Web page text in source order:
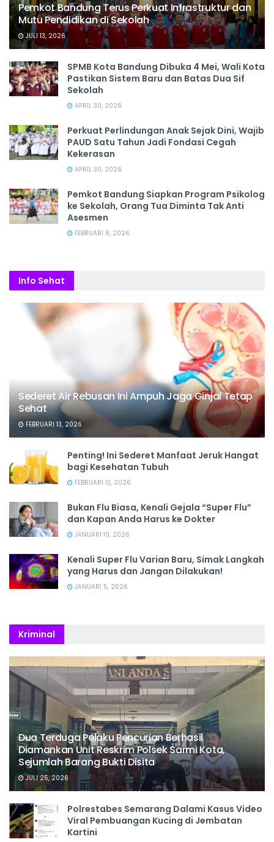
Pemkot Bandung Terus Perkuat Infrastruktur dan
Mutu Pendidikan di Sekolah
JULI 13, 2026
SPMB Kota Bandung Dibuka 4 Mei, Wali Kota
Pastikan Sistem Baru dan Batas Dua Sif
Sekolah
APRIL 30, 2026
Perkuat Perlindungan Anak Sejak Dini, Wajib
PAUD Satu Tahun Jadi Fondasi Cegah
Kekerasan
APRIL 30, 2026
Pemkot Bandung Siapkan Program Psikolog
ke Sekolah, Orang Tua Diminta Tak Anti
Asesmen
FEBRUARI 8, 2026
Info Sehat
Sederet Air Rebusan Ini Ampuh Jaga Ginjal Tetap
Sehat
FEBRUARI 13, 2026
Penting! Ini Sederet Manfaat Jeruk Hangat
bagi Kesehatan Tubuh
FEBRUARI 13, 2026
Bukan Flu Biasa, Kenali Gejala “Super Flu”
dan Kapan Anda Harus ke Dokter
JANUARI 10, 2026
Kenali Super Flu Varian Baru, Simak Langkah
yang Harus dan Jangan Dilakukan!
JANUARI 5, 2026
Kriminal
Dua Terduga Pelaku Pencurian Berhasil
Diamankan Unit Reskrim Polsek Sarmi Kota,
Sejumlah Barang Bukti Disita
JULI 25, 2026
Polrestabes Semarang Dalami Kasus Video
Viral Pembuangan Kucing di Jembatan
Kartini